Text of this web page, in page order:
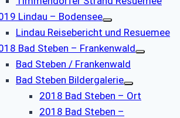
Lindau – Bodensee
Lindau Reisebericht und Resuemee
Bad Steben – Frankenwald
Bad Steben / Frankenwald
Bad Steben Bildergalerie
2018 Bad Steben – Ort
2018 Bad Steben –